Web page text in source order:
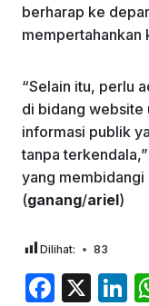
berharap ke
mempertahankan
“Selain itu, perlu
di bidang website
informasi publik
tanpa
yang membidangi
(ganang/ariel)
Dilihat: 83
F
X